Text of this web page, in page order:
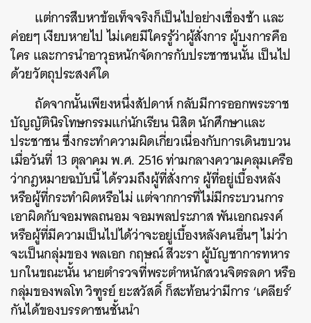
แต่การสืบหาข้อเท็จจริงก็เป็นไปอย่างเชื่องช้า และ
ค่อยๆ เงียบหายไป ไม่เคยมีใครรู้ว่าผู้สั่งการ ผู้บงการคือ
ใคร และการนำอาวุธหนักจัดการกับประชาชนนั้น เป็นไป
ด้วยวัตถุประสงค์ใด
ถัดจากนั้นเพียงหนึ่งสัปดาห์ กลับมีการออกพระราช
บัญญัตินิรโทษกรรมแก่นักเรียน นิสิต นักศึกษาและ
ประชาชน ซึ่งกระทำความผิดเกี่ยวเนื่องกับการเดินขบวน
เมื่อวันที่ 13 ตุลาคม พ.ศ. 2516 ท่ามกลางความคลุมเครือ
ว่ากฎหมายฉบับนี้ ได้รวมถึงผู้ที่สั่งการ ผู้ที่อยู่เบื้องหลัง
หรือผู้ที่กระทำผิดหรือไม่ แต่จากการที่ไม่มีกระบวนการ
เอาผิดกับจอมพลถนอม จอมพลประภาส พันเอกณรงค์
หรือผู้ที่มีความเป็นไปได้ว่าจะอยู่เบื้องหลังคนอื่นๆ ไม่ว่า
จะเป็นกลุ่มของ พลเอก กฤษณ์ สีวะรา ผู้บัญชาการทหาร
บกในขณะนั้น นายตำรวจที่พระตำหนักสวนจิตรลดา หรือ
กลุ่มของพลโท วิฑูรย์ ยะสวัสดิ์ ก็สะท้อนว่ามีการ ‘เคลียร์’
กันได้ของบรรดาชนชั้นนำ